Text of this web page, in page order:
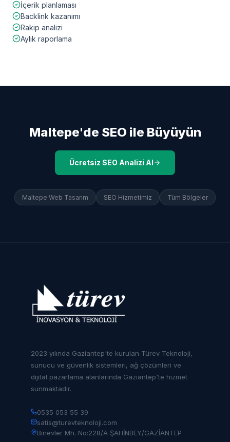
İçerik planlaması
Backlink kazanımı
Rakip analizi
Aylık raporlama
Maltepe'de SEO ile Büyüyün
Ücretsiz SEO Analizi Al
Maltepe Web Tasarım SEO Hizmetimiz Tüm Bölgeler
2023 yılında Gaziantep'te kurulan Türev Teknoloji,
sunucu ve güvenlik sistemleri, ağ çözümleri ve
dijital pazarlama alanlarında Gaziantep'te hizmet
sunmaktadır.
0535 053 55 39
satis@turevteknoloji.com
Binevler Mh. No:228/A ŞAHİNBEY/GAZİANTEP